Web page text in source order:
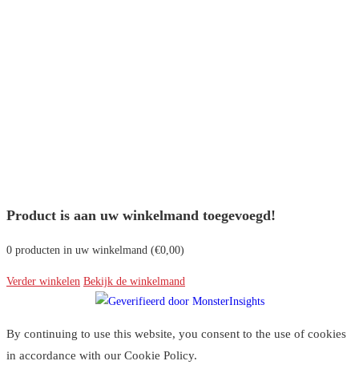
Product is aan uw winkelmand toegevoegd!
0 producten in uw winkelmand (€0,00)
Verder winkelen Bekijk de winkelmand
By continuing to use this website, you consent to the use of cookies
in accordance with our Cookie Policy.